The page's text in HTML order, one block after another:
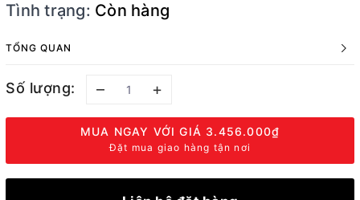
Tình trạng: Còn hàng
TỔNG QUAN
Số lượng: – +
MUA NGAY VỚI GIÁ 3.456.000₫
Đặt mua giao hàng tận nơi